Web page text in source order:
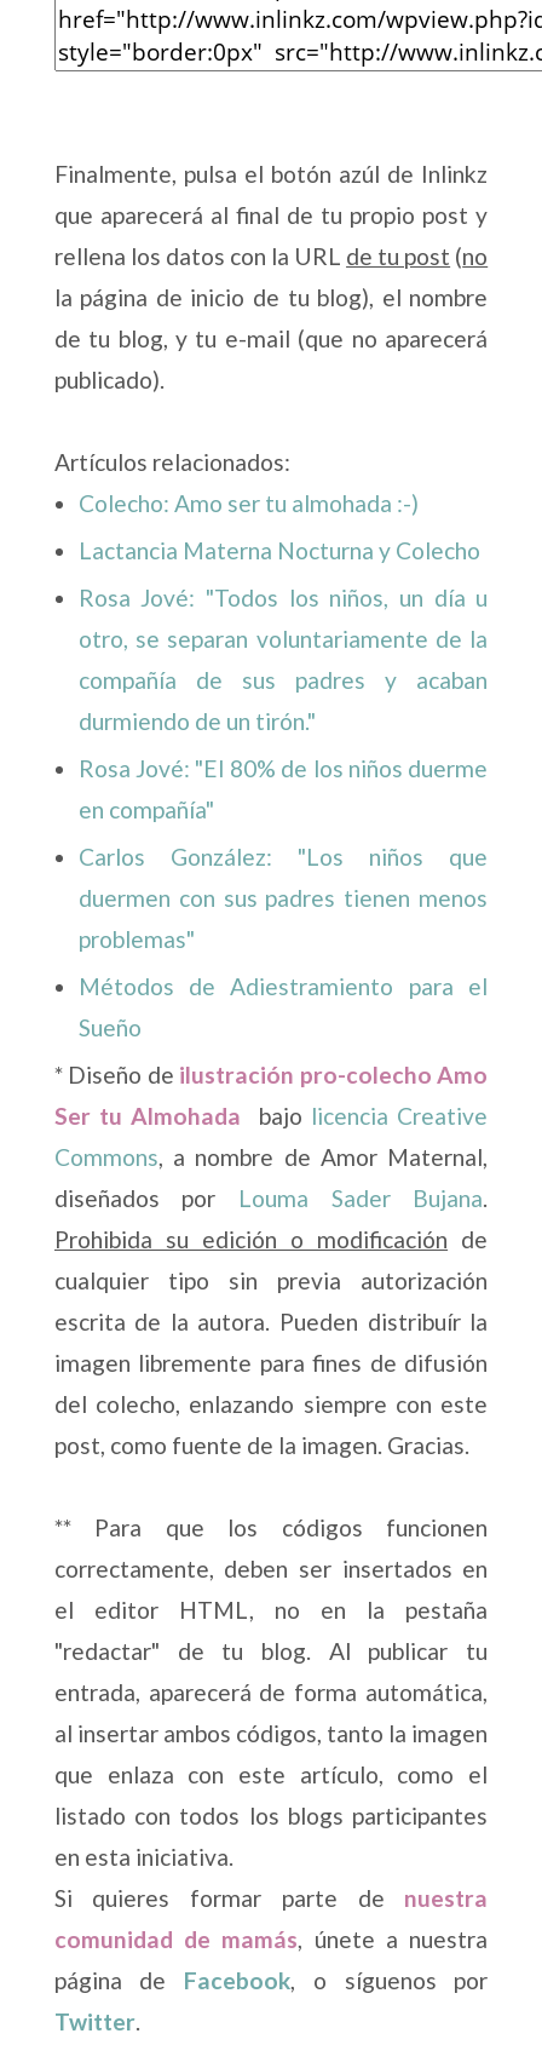
Finalmente, pulsa el botón azúl de Inlinkz
que aparecerá al final de tu propio post y
rellena los datos con la URL de tu post (no
la página de inicio de tu blog), el nombre
de tu blog, y tu e-mail (que no aparecerá
publicado).
Artículos relacionados:
Colecho: Amo ser tu almohada :-)
Lactancia Materna Nocturna y Colecho
Rosa Jové: "Todos los niños, un día u
otro, se separan voluntariamente de la
compañía de sus padres y acaban
durmiendo de un tirón."
Rosa Jové: "El 80% de los niños duerme
en compañía"
Carlos González: "Los niños que
duermen con sus padres tienen menos
problemas"
Métodos de Adiestramiento para el
Sueño
* Diseño de ilustración pro-colecho Amo
Ser tu Almohada bajo licencia Creative
Commons, a nombre de Amor Maternal,
diseñados por Louma Sader Bujana.
Prohibida su edición o modificación de
cualquier tipo sin previa autorización
escrita de la autora. Pueden distribuír la
imagen libremente para fines de difusión
del colecho, enlazando siempre con este
post, como fuente de la imagen. Gracias.
** Para que los códigos funcionen
correctamente, deben ser insertados en
el editor HTML, no en la pestaña
"redactar" de tu blog. Al publicar tu
entrada, aparecerá de forma automática,
al insertar ambos códigos, tanto la imagen
que enlaza con este artículo, como el
listado con todos los blogs participantes
en esta iniciativa.
Si quieres formar parte de nuestra
comunidad de mamás, únete a nuestra
página de Facebook, o síguenos por
Twitter.